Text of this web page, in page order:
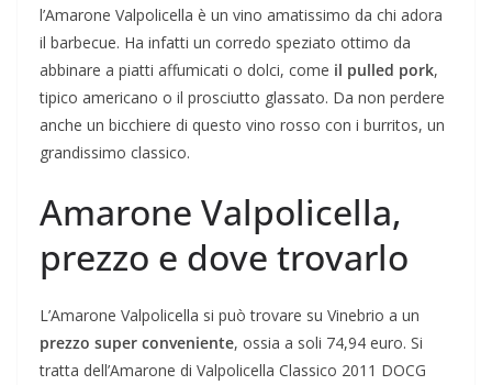
l’Amarone Valpolicella è un vino amatissimo da chi adora
il barbecue. Ha infatti un corredo speziato ottimo da
abbinare a piatti affumicati o dolci, come il pulled pork,
tipico americano o il prosciutto glassato. Da non perdere
anche un bicchiere di questo vino rosso con i burritos, un
grandissimo classico.
Amarone Valpolicella,
prezzo e dove trovarlo
L’Amarone Valpolicella si può trovare su Vinebrio a un
prezzo super conveniente, ossia a soli 74,94 euro. Si
tratta dell’Amarone di Valpolicella Classico 2011 DOCG